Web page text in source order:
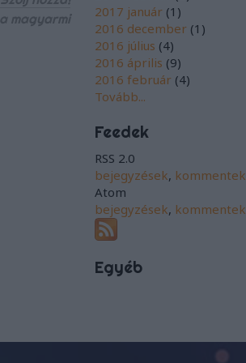
a magyarmi
2017 január (1 )
2016 december (1 )
2016 július (4)
2016 április (9)
2016 február (4)
Tovább...
Feedek
RSS 2.0
bejegyzések, kommentek
Atom
bejegyzések, kommentek
Egyéb